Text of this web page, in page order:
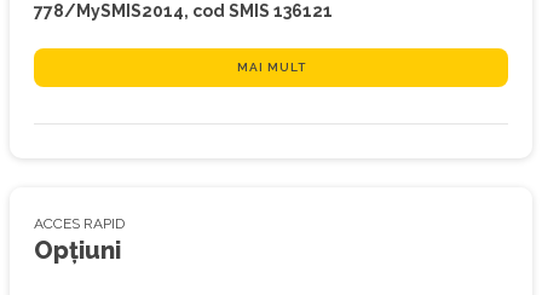
778/MySMIS2014, cod SMIS 136121
MAI MULT
ACCES RAPID
Opțiuni